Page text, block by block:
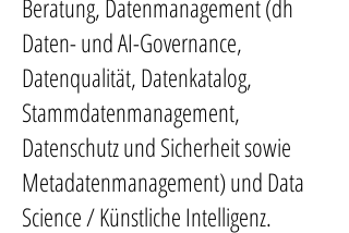
Beratung, Datenmanagement (dh
Daten- und AI-Governance,
Datenqualität, Datenkatalog,
Stammdatenmanagement,
Datenschutz und Sicherheit sowie
Metadatenmanagement) und Data
Science / Künstliche Intelligenz.